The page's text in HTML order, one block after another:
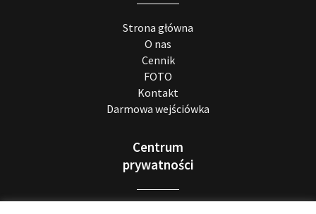
Strona główna
O nas
Cennik
FOTO
Kontakt
Darmowa wejściówka
Centrum
prywatności